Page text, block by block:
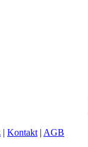
| Kontakt | AGB